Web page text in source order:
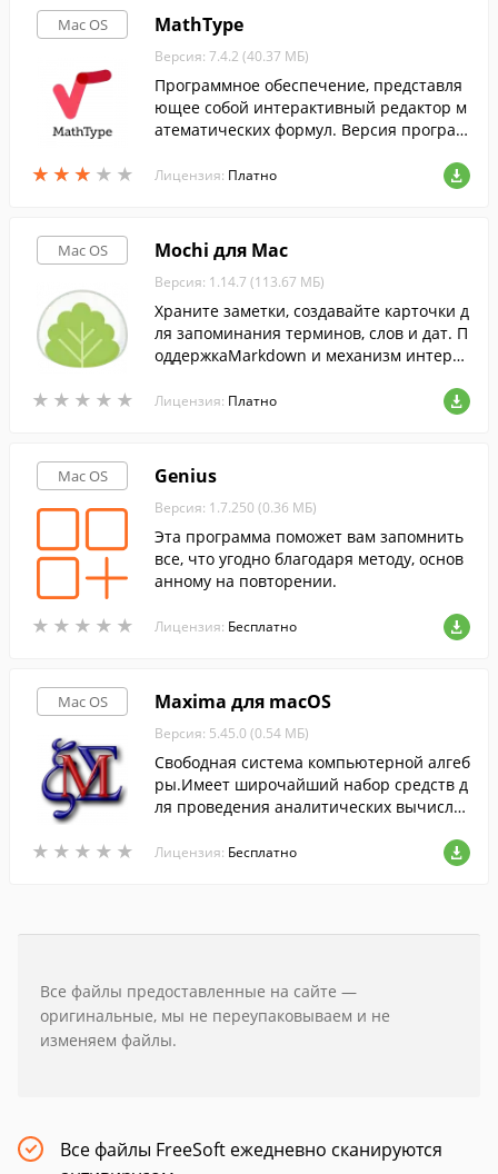
Mac OS
★ ★ ★ ★ ★
★ ★ ★ ★ ★
MathType
Версия: 7.4.2 (40.37 МБ)
Программное обеспечение, представля
ющее собой интерактивный редактор м
атематических формул. Версия програм
Лицензия: Платно
Mac OS
★ ★ ★ ★ ★
★ ★ ★ ★ ★
Mochi для Mac
Версия: 1.14.7 (113.67 МБ)
Храните заметки, создавайте карточки д
ля запоминания терминов, слов и дат. П
оддержкаMarkdown и механизм интерва
Лицензия: Платно
Mac OS
★ ★ ★ ★ ★
★ ★ ★ ★ ★
Genius
Версия: 1.7.250 (0.36 МБ)
Эта программа поможет вам запомнить
все, что угодно благодаря методу, основ
анному на повторении.
Лицензия: Бесплатно
Mac OS
★ ★ ★ ★ ★
★ ★ ★ ★ ★
Maxima для macOS
Версия: 5.45.0 (0.54 МБ)
Свободная система компьютерной алгеб
ры.Имеет широчайший набор средств д
ля проведения аналитических вычисле
ия графиков.
Лицензия: Бесплатно
Все файлы предоставленные на сайте —
оригинальные, мы не переупаковываем и не
изменяем файлы.
Все файлы FreeSoft ежедневно сканируются